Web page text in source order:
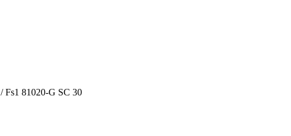
/ Fs1 81020-G SC 30